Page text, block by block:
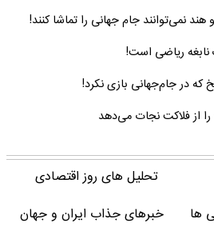
نمی‌توانند جام جهانی را تماشا کنند!
ریاضی است!
که در جام‌جهانی بازی نکرد!
تحلیل های روز اقتصادی
ها
خبرهای جذاب ایران و جهان